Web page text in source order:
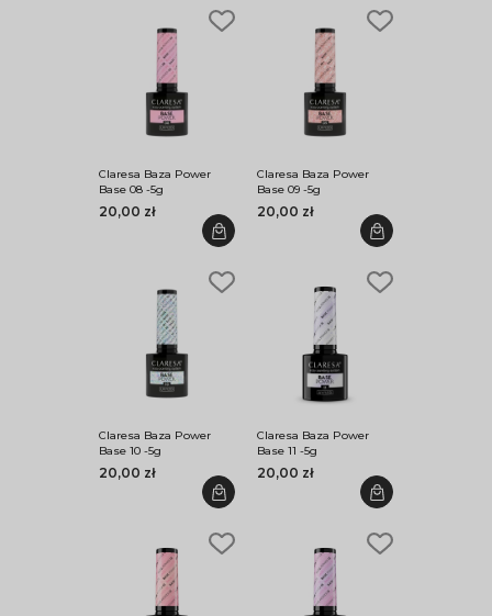
Claresa Baza Power
Base 08 -5g
20,00 zł
Claresa Baza Power
Base 09 -5g
20,00 zł
Claresa Baza Power
Base 10 -5g
20,00 zł
Claresa Baza Power
Base 11 -5g
20,00 zł